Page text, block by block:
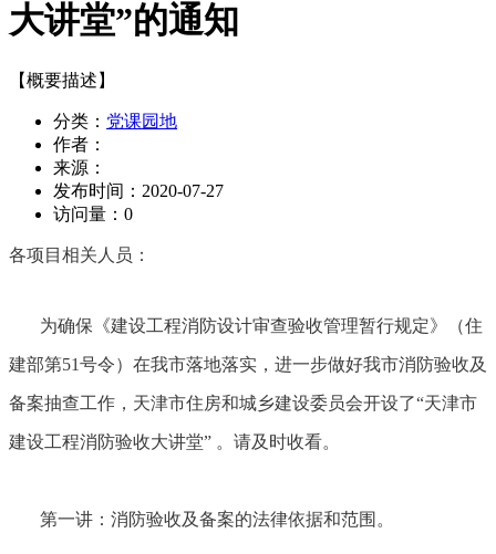
大讲堂”的通知
【概要描述】
分类： 党课园地
作者：
来源：
发布时间： 2020-07-27
访问量： 0
各项目相关人员：
为确保《建设工程消防设计审查验收管理暂行规定》（住
建部第51号令）在我市落地落实，进一步做好我市消防验收及
备案抽查工作，天津市住房和城乡建设委员会开设了“天津市
建设工程消防验收大讲堂” 。请及时收看。
第一讲：消防验收及备案的法律依据和范围。